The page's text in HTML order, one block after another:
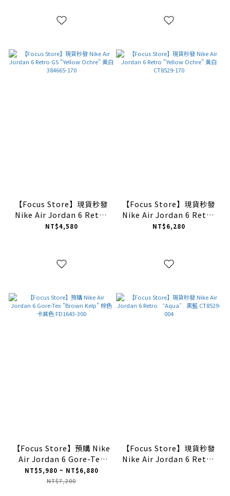
【Focus Store】現貨秒發
Nike Air Jordan 6 Retro
GS "Yellow Ochre" 黃白
NT$4,580
【Focus Store】現貨秒發
Nike Air Jordan 6 Retro
"Yellow Ochre" 黃白
NT$6,280
【Focus Store】預購 Nike
Air Jordan 6 Gore-Tex
"Brown Kelp" 棕色 卡其色
FD1643-300
NT$5,980 ~ NT$6,880
NT$7,200
【Focus Store】現貨秒發
Nike Air Jordan 6 Retro